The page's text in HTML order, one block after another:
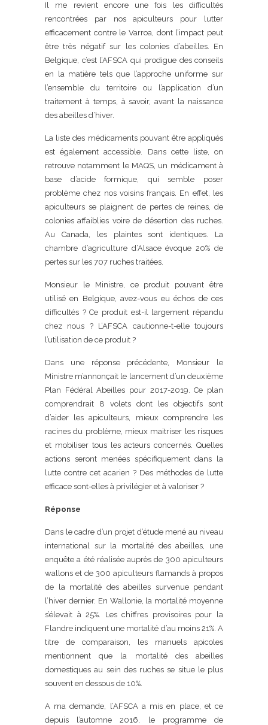
Il me revient encore une fois les difficultés
rencontrées par nos apiculteurs pour lutter
efficacement contre le Varroa, dont l’impact peut
être très négatif sur les colonies d’abeilles. En
Belgique, c’est l’AFSCA qui prodigue des conseils
en la matière tels que l’approche uniforme sur
l’ensemble du territoire ou l’application d’un
traitement à temps, à savoir, avant la naissance
des abeilles d’hiver.
La liste des médicaments pouvant être appliqués
est également accessible. Dans cette liste, on
retrouve notamment le MAQS, un médicament à
base d’acide formique, qui semble poser
problème chez nos voisins français. En effet, les
apiculteurs se plaignent de pertes de reines, de
colonies affaiblies voire de désertion des ruches.
Au Canada, les plaintes sont identiques. La
chambre d’agriculture d’Alsace évoque 20% de
pertes sur les 707 ruches traitées.
Monsieur le Ministre, ce produit pouvant être
utilisé en Belgique, avez-vous eu échos de ces
difficultés ? Ce produit est-il largement répandu
chez nous ? L’AFSCA cautionne-t-elle toujours
l’utilisation de ce produit ?
Dans une réponse précédente, Monsieur le
Ministre m’annonçait le lancement d’un deuxième
Plan Fédéral Abeilles pour 2017-2019. Ce plan
comprendrait 8 volets dont les objectifs sont
d’aider les apiculteurs, mieux comprendre les
racines du problème, mieux maitriser les risques
et mobiliser tous les acteurs concernés. Quelles
actions seront menées spécifiquement dans la
lutte contre cet acarien ? Des méthodes de lutte
efficace sont-elles à privilégier et à valoriser ?
Réponse
Dans le cadre d’un projet d’étude mené au niveau
international sur la mortalité des abeilles, une
enquête a été réalisée auprès de 300 apiculteurs
wallons et de 300 apiculteurs flamands à propos
de la mortalité des abeilles survenue pendant
l’hiver dernier. En Wallonie, la mortalité moyenne
s’élevait à 25%. Les chiffres provisoires pour la
Flandre indiquent une mortalité d’au moins 21%. A
titre de comparaison, les manuels apicoles
mentionnent que la mortalité des abeilles
domestiques au sein des ruches se situe le plus
souvent en dessous de 10%.
A ma demande, l’AFSCA a mis en place, et ce
depuis l’automne 2016, le programme de